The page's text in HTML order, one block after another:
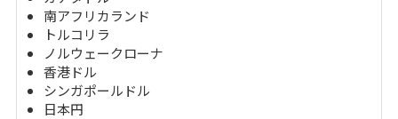
南アフリカランド
トルコリラ
ノルウェークローナ
香港ドル
シンガポールドル
日本円